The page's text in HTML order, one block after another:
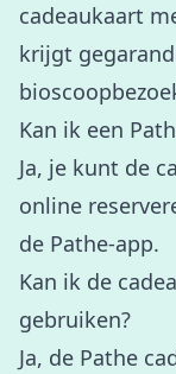
cadeaukaart
krijgt
Kan ik een
Ja, je kunt de
online
de Pathe-app.
Kan ik de
gebruiken?
Ja, de Pathe